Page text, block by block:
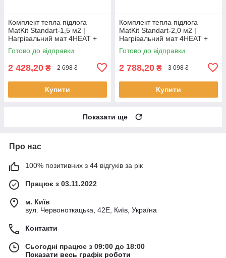
Комплект тепла підлога
MatKit Standart-1,5 м2 |
Нагрівальний мат 4HEAT +
терморегулятор
Готово до відправки
2 428,20 ₴ 2 698 ₴
Купити
Комплект тепла підлога
MatKit Standart-2,0 м2 |
Нагрівальний мат 4HEAT +
терморегулятор
Готово до відправки
2 788,20 ₴ 3 098 ₴
Купити
Показати ще
Про нас
100% позитивних з 44 відгуків за рік
Працює з 03.11.2022
м. Київ
вул. Червоноткацька, 42Е, Київ, Україна
Контакти
Сьогодні працює з 09:00 до 18:00
Показати весь графік роботи